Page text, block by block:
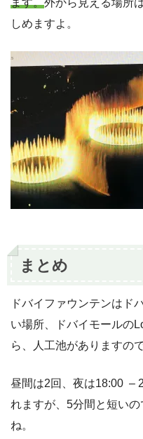
ます。外から見える場所
しめますよ。
まとめ
ドバイファウンテンはド
い場所、ドバイモールの
ら、人工池がありますの
昼間は2回、夜は18:00 –
れますが、5分間と短い
ね。